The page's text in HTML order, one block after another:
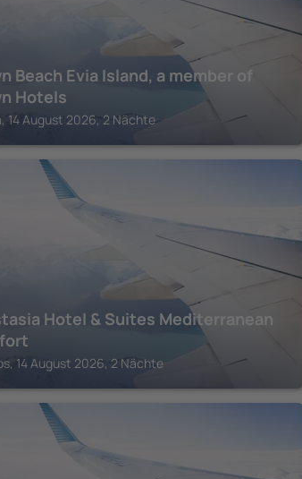
Beach Evia Island, a member of
Hotels
14 August 2026, 2 Nächte
Hotel & Suites Mediterranean
14 August 2026, 2 Nächte